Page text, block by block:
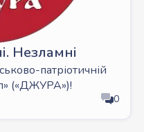
Незламні
патріотичній
(«ДЖУРА»)!
0